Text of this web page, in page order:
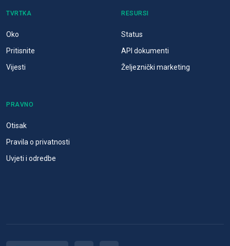
TVRTKA
Oko
Pritisnite
Vijesti
RESURSI
Status
API dokumenti
Željeznički marketing
PRAVNO
Otisak
Pravila o privatnosti
Uvjeti i odredbe